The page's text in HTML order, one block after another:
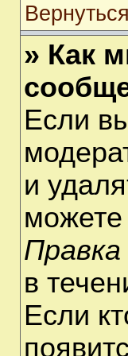
» Как
Если
и
можете
Правка
в
Если